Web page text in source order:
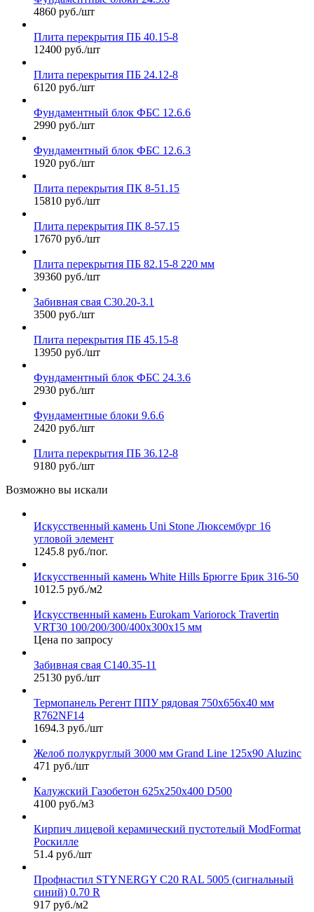
4860 руб./шт
Плита перекрытия ПБ 40.15-8
12400 руб./шт
Плита перекрытия ПБ 24.12-8
6120 руб./шт
Фундаментный блок ФБС 12.6.6
2990 руб./шт
Фундаментный блок ФБС 12.6.3
1920 руб./шт
Плита перекрытия ПК 8-51.15
15810 руб./шт
Плита перекрытия ПК 8-57.15
17670 руб./шт
Плита перекрытия ПБ 82.15-8 220 мм
39360 руб./шт
Забивная свая С30.20-3.1
3500 руб./шт
Плита перекрытия ПБ 45.15-8
13950 руб./шт
Фундаментный блок ФБС 24.3.6
2930 руб./шт
Фундаментные блоки 9.6.6
2420 руб./шт
Плита перекрытия ПБ 36.12-8
9180 руб./шт
Возможно вы искали
Искусственный камень Uni Stone Люксембург 16
угловой элемент
1245.8 руб./пог.
Искусственный камень White Hills Брюгге Брик 316-50
1012.5 руб./м2
Искусственный камень Eurokam Variorock Travertin
VRT30 100/200/300/400х300х15 мм
Цена по запросу
Забивная свая С140.35-11
25130 руб./шт
Термопанель Регент ППУ рядовая 750х656х40 мм
R762NF14
1694.3 руб./шт
Желоб полукруглый 3000 мм Grand Line 125х90 Aluzinc
471 руб./шт
Калужский Газобетон 625х250х400 D500
4100 руб./м3
Кирпич лицевой керамический пустотелый ModFormat
Роскилле
51.4 руб./шт
Профнастил STYNERGY С20 RAL 5005 (сигнальный
синий) 0.70 R
917 руб./м2